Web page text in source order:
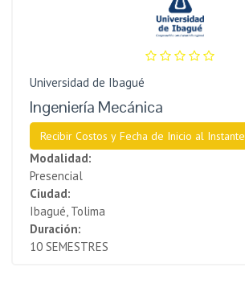
Universidad de Ibagué
Ingeniería Mecánica
Recibir Costos y Fecha de Inicio al Instante
Modalidad:
Presencial
Ciudad:
Ibagué, Tolima
Duración:
10 SEMESTRES